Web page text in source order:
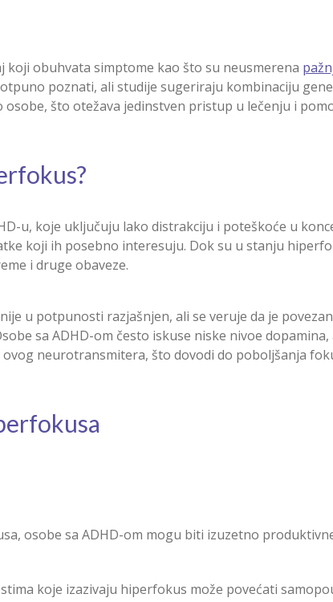
obuhvata simptome kao što su neusmerena
poznati, ali studije sugeriraju kombinaciju
što otežava jedinstven pristup u lečenju i
u, koje uključuju lako distrakciju i poteškoće u
koji ih posebno interesuju. Dok su u stanju
i druge obaveze.
u potpunosti razjašnjen, ali se veruje da je
sa ADHD-om često iskuse niske nivoe
neurotransmitera, što dovodi do poboljšanja
osobe sa ADHD-om mogu biti izuzetno
koje izazivaju hiperfokus može povećati